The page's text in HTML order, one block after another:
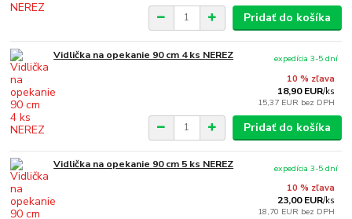
Pridať do košíka
Vidlička na opekanie 90 cm 4 ks NEREZ
10 % zľava
18,90 EUR/ks
15,37 EUR bez DPH
expedícia 3-5 dní
Pridať do košíka
Vidlička na opekanie 90 cm 5 ks NEREZ
10 % zľava
23,00 EUR/ks
18,70 EUR bez DPH
expedícia 3-5 dní